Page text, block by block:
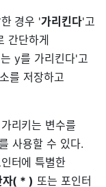
경우 '가리킨다'고
간단하게
y를 가리킨다'고
를 저장하고
리키는 변수를
사용할 수 있다.
터에 특별한
자( * ) 또는 포인터